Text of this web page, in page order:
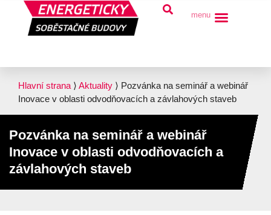
menu
Hlavní strana ⟩ Aktuality ⟩ Pozvánka na seminář a webinář
Inovace v oblasti odvodňovacích a závlahových staveb
Pozvánka na seminář a webinář
Inovace v oblasti odvodňovacích a
závlahových staveb